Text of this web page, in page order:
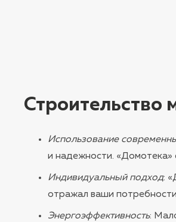
Использование
и надежности. «Домотека»
Индивидуальный подход:
отражал ваши
Энергоэффективность: